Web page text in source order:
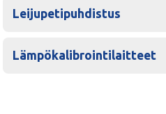
Leijupetipuhdistus
Lämpökalibrointilaitteet